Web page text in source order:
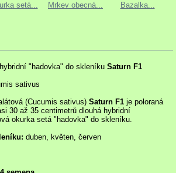
setá... Mrkev obecná... Bazalka...
"hadovka" do skleníku Saturn F1
sativus
(Cucumis sativus) Saturn F1 je poloraná
30 až 35 centimetrů dlouhá hybridní
okurka setá "hadovka" do skleníku.
duben, květen, červen